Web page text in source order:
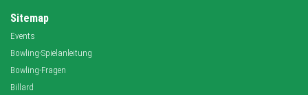
Sitemap
Events
Bowling-Spielanleitung
Bowling-Fragen
Billard